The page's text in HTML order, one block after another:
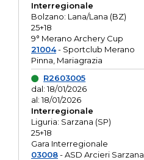
Interregionale
Bolzano: Lana/Lana (BZ)
25+18
9° Merano Archery Cup
21004- Sportclub Merano
Pinna, Mariagrazia
R2603005
dal: 18/01/2026
al: 18/01/2026
Interregionale
Liguria: Sarzana (SP)
25+18
Gara Interregionale
03008- ASD Arcieri Sarzana